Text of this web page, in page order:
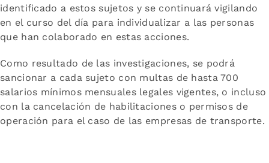
identificado a estos sujetos y se continuará vigilando
en el curso del día para individualizar a las personas
que han colaborado en estas acciones.
Como resultado de las investigaciones, se podrá
sancionar a cada sujeto con multas de hasta 700
salarios mínimos mensuales legales vigentes, o incluso
con la cancelación de habilitaciones o permisos de
operación para el caso de las empresas de transporte.